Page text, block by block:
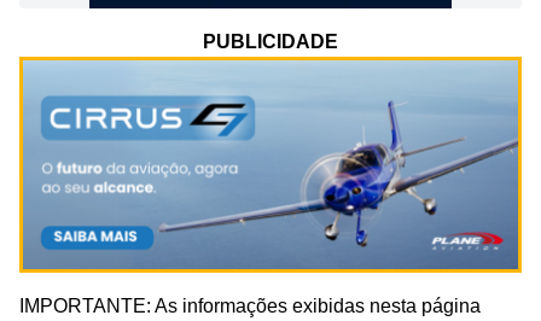
PUBLICIDADE
IMPORTANTE: As informações exibidas nesta página